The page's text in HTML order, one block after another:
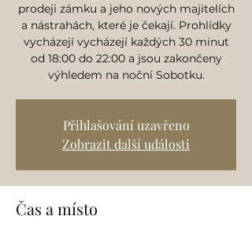
prodeji zámku a jeho nových majitelích
a nástrahách, které je čekají. Prohlídky
vycházejí vycházejí každých 30 minut
od 18:00 do 22:00 a jsou zakončeny
výhledem na noční Sobotku.
Přihlašování uzavřeno
Zobrazit další události
Čas a místo